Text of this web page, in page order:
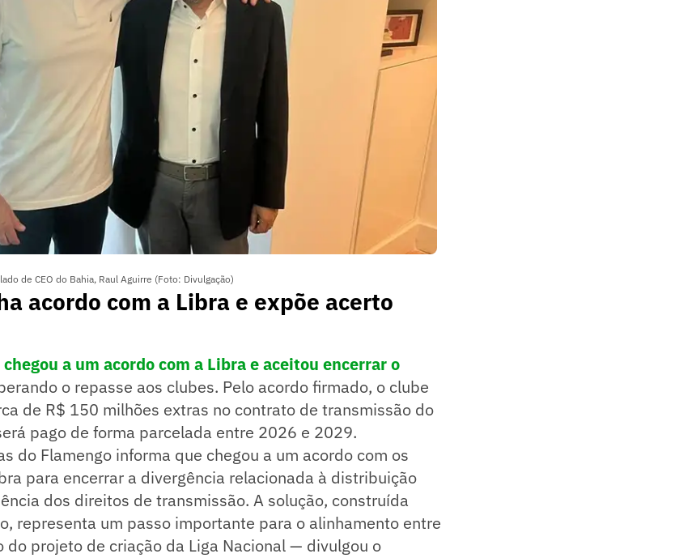
de CEO do Bahia, Raul Aguirre (Foto: Divulgação)
acordo com a Libra e expõe acerto
a um acordo com a Libra e aceitou encerrar o
o repasse aos clubes. Pelo acordo firmado, o clube
de R$ 150 milhões extras no contrato de transmissão do
pago de forma parcelada entre 2026 e 2029.
do Flamengo informa que chegou a um acordo com os
para encerrar a divergência relacionada à distribuição
dos direitos de transmissão. A solução, construída
representa um passo importante para o alinhamento entre
do projeto de criação da Liga Nacional — divulgou o